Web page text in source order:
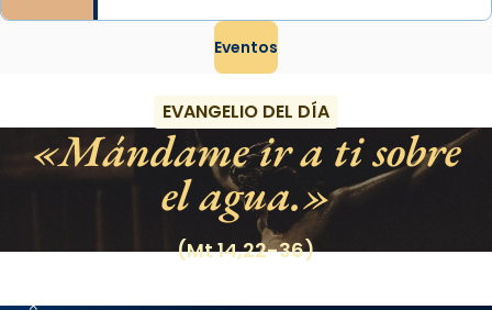
Eventos
EVANGELIO DEL DÍA
Mándame ir a ti sobre
el agua.
(Mt 14,22-36)